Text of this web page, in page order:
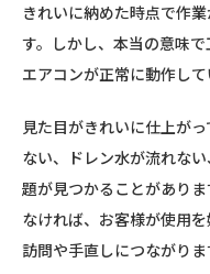
きれいに納めた時点で作
す。しかし、本当の意味で
エアコンが正常に動作して
見た目がきれいに仕上が
ない、ドレン水が流れな
題が見つかることがあり
なければ、お客様が使用
訪問や手直しにつながりま